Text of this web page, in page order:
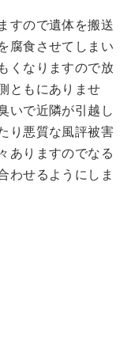
すので遺体を搬送
腐食させてしまい
くなりますので放
ともにありませ
いで近隣が引越し
り悪質な風評被害
ありますのでなる
わせるようにしま